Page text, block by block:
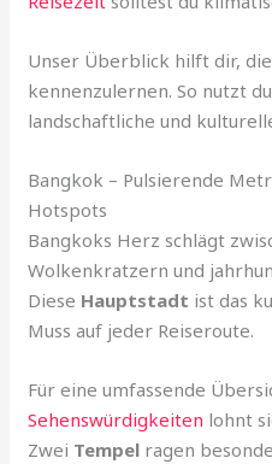
Unser Überblick hilft dir,
kennenzulernen. So nutzt
landschaftliche und
Bangkok – Pulsierende
Hotspots
Bangkoks Herz schlägt
Wolkenkratzern und
Diese Hauptstadt ist das
Muss auf jeder Reiseroute.
Für eine umfassende
Sehenswürdigkeiten lohnt
Zwei Tempel ragen